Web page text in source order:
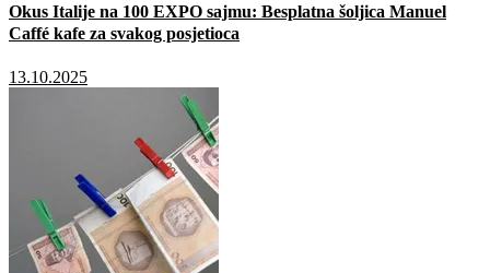
Okus Italije na 100 EXPO sajmu: Besplatna šoljica Manuel
Caffé kafe za svakog posjetioca
13.10.2025